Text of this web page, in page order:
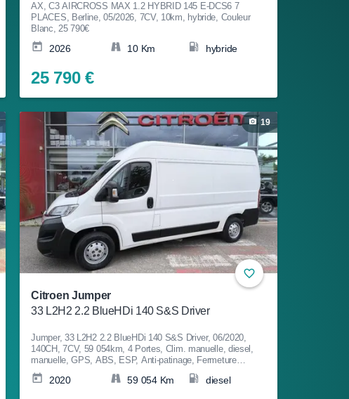
AX, C3 AIRCROSS MAX 1.2 HYBRID 145 E-DCS6 7
PLACES, Berline, 05/2026, 7CV, 10km, hybride, Couleur
Blanc, 25 790€
2026 10 Km hybride
25 790 €
19
Citroen Jumper
33 L2H2 2.2 BlueHDi 140 S&S Driver
Jumper, 33 L2H2 2.2 BlueHDi 140 S&S Driver, 06/2020,
140CH, 7CV, 59 054km, 4 Portes, Clim. manuelle, diesel,
manuelle, GPS, ABS, ESP, Anti-patinage, Fermeture
centralisée, Bluetooth, Couleur Blanc, Garantie 12 mois, 18
900€2020 59 054 Km diesel